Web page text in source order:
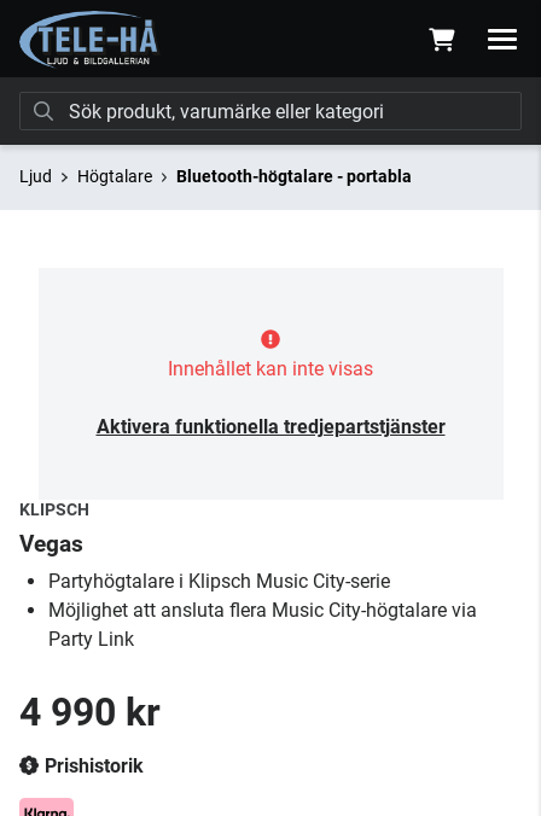
Ljud Högtalare Bluetooth-högtalare - portabla
Innehållet kan inte visas
Aktivera funktionella tredjepartstjänster
KLIPSCH
Vegas
Partyhögtalare i Klipsch Music City-serie
Möjlighet att ansluta flera Music City-högtalare via
Party Link
4 990 kr
Prishistorik